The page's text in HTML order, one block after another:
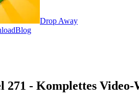
Drop Away
Blog
271 - Komplettes